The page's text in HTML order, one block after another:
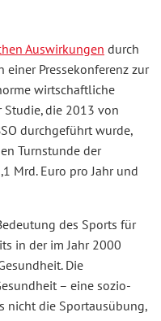
Auswirkungen durch
einer Pressekonferenz zur
wirtschaftliche
Studie, die 2013 von
durchgeführt wurde,
Turnstunde der
Mrd. Euro pro Jahr und
des Sports für
in der im Jahr 2000
Die
– eine sozio-
nicht die Sportausübung,